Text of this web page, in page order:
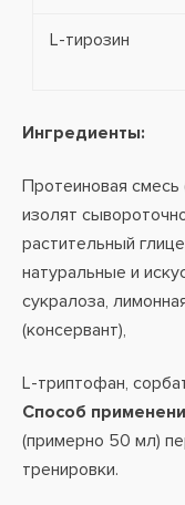
L-тирозин
Ингредиенты:
Протеиновая смесь
изолят
растительный
натуральные и
сукралоза,
(консервант),
L-триптофан,
Способ
(примерно 50 мл)
тренировки.